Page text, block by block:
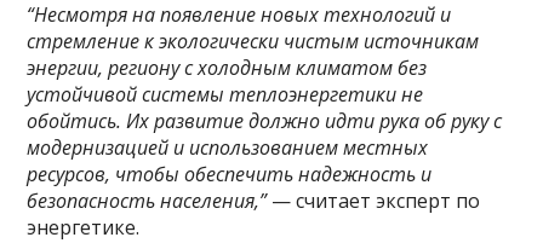
“Несмотря на появление новых технологий и
стремление к экологически чистым источникам
энергии, региону с холодным климатом без
устойчивой системы теплоэнергетики не
обойтись. Их развитие должно идти рука об руку с
модернизацией и использованием местных
ресурсов, чтобы обеспечить надежность и
безопасность населения,”— считает эксперт по
энергетике.